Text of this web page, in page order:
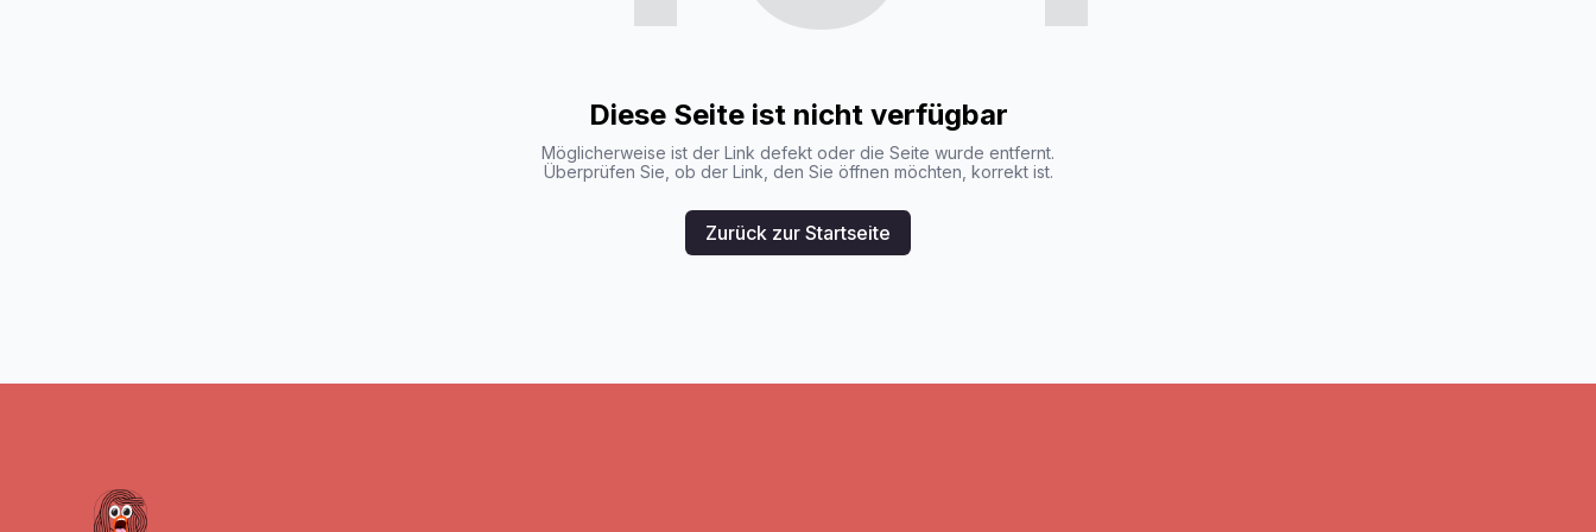
Diese Seite ist nicht verfügbar
Möglicherweise ist der Link defekt oder die Seite wurde entfernt.
Überprüfen Sie, ob der Link, den Sie öffnen möchten, korrekt ist.
Zurück zur Startseite